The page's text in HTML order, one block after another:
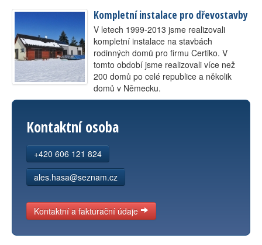
Kompletní instalace pro dřevostavby
V letech 1999-2013 jsme realizovali
kompletní instalace na stavbách
rodinných domů pro firmu Certiko. V
tomto období jsme realizovali více než
200 domů po celé republice a několik
domů v Německu.
Kontaktní osoba
+420 606 121 824
ales.hasa@seznam.cz
Kontaktní a fakturační údaje